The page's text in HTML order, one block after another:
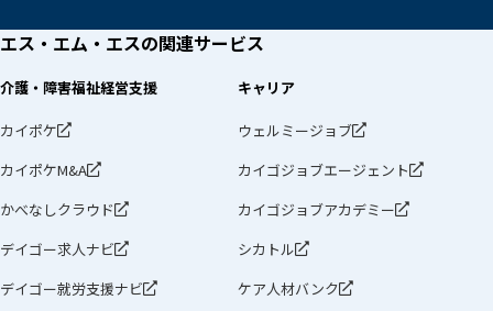
エス・エム・エスの関連サービス
介護・障害福祉経営支援
カイポケ
カイポケM&A
かべなしクラウド
デイゴー求人ナビ
デイゴー就労支援ナビ
キャリア
ウェルミージョブ
カイゴジョブエージェント
カイゴジョブアカデミー
シカトル
ケア人材バンク